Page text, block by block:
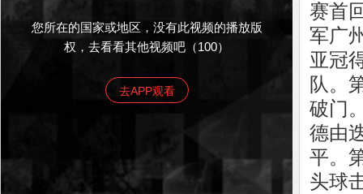
您所在的国家或地区，没有此视频的播放版
权，去看看其他视频吧（100）
去APP观看
赛首
军广
亚冠
队。
破门
德由
平。
头球